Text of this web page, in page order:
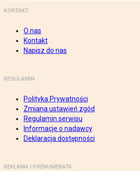
KONTAKT
O nas
Kontakt
Napisz do nas
REGULAMIN
Polityka Prywatności
Zmiana ustawień zgód
Regulamin serwisu
Informacje o nadawcy
Deklaracja dostępności
REKLAMA I PRENUMERATA